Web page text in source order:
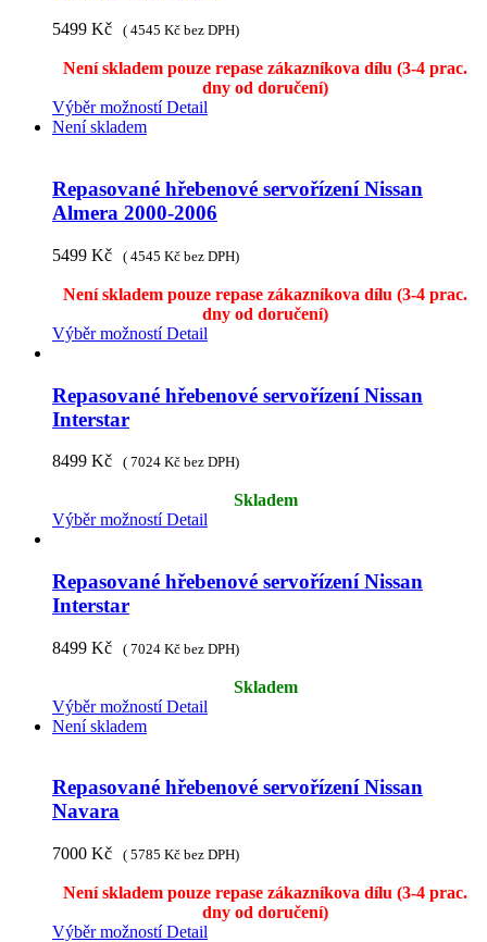
5499 Kč ( 4545 Kč bez DPH)
Není skladem pouze repase zákazníkova dílu (3-4 prac.
dny od doručení)
Výběr možnostíDetail
Není skladem
Repasované hřebenové servořízení Nissan
Almera 2000-2006
5499 Kč ( 4545 Kč bez DPH)
Není skladem pouze repase zákazníkova dílu (3-4 prac.
dny od doručení)
Výběr možnostíDetail
Repasované hřebenové servořízení Nissan
Interstar
8499 Kč ( 7024 Kč bez DPH)
Skladem
Výběr možnostíDetail
Repasované hřebenové servořízení Nissan
Interstar
8499 Kč ( 7024 Kč bez DPH)
Skladem
Výběr možnostíDetail
Není skladem
Repasované hřebenové servořízení Nissan
Navara
7000 Kč ( 5785 Kč bez DPH)
Není skladem pouze repase zákazníkova dílu (3-4 prac.
dny od doručení)
Výběr možnostíDetail